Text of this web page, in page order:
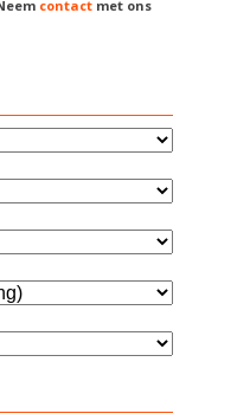
contact met ons